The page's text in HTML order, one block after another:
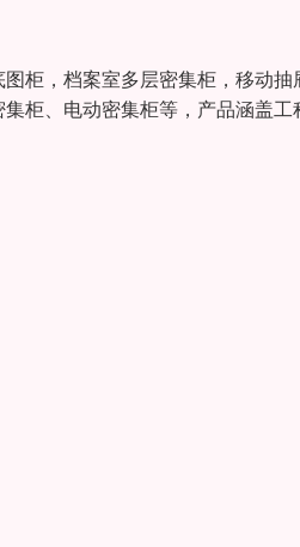
柜，档案室多层密集柜，移动抽
柜、电动密集柜等，产品涵盖工